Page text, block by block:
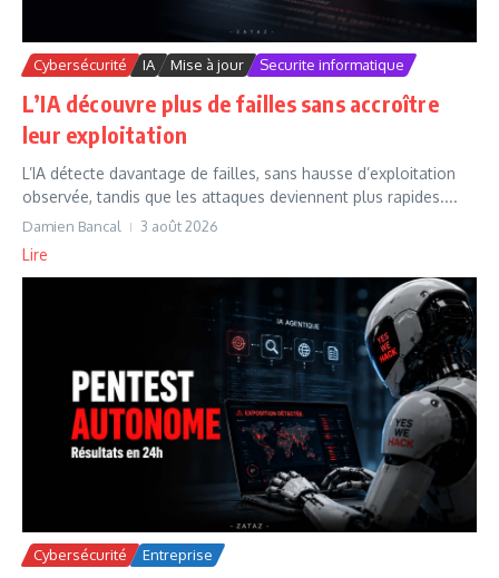
Cybersécurité IA Mise à jour Securite informatique
L’IA découvre plus de failles sans accroître
leur exploitation
L’IA détecte davantage de failles, sans hausse d’exploitation
observée, tandis que les attaques deviennent plus rapides....
Damien Bancal 3 août 2026
Lire
Cybersécurité Entreprise